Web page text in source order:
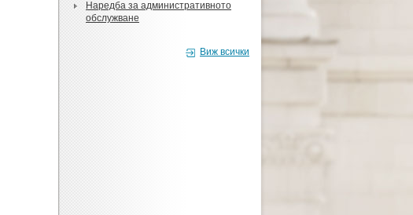
Наредба за административното
обслужване
Виж всички